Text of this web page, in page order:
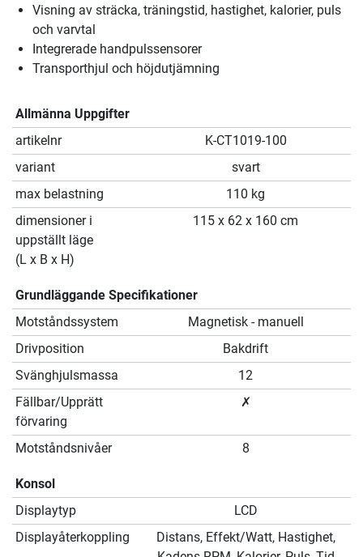
Visning av sträcka, träningstid, hastighet, kalorier, puls
och varvtal
Integrerade handpulssensorer
Transporthjul och höjdutjämning
Allmänna Uppgifter
artikelnr
K-CT1019-100
variant
svart
max belastning
110 kg
dimensioner i
uppställt läge
(L x B x H)
115 x 62 x 160 cm
Grundläggande Specifikationer
Motståndssystem
Magnetisk - manuell
Drivposition
Bakdrift
Svänghjulsmassa
12
Fällbar/Upprätt
förvaring
✗
Motståndsnivåer 8
Konsol
Displaytyp
LCD
Displayåterkoppling
Distans, Effekt/Watt, Hastighet,